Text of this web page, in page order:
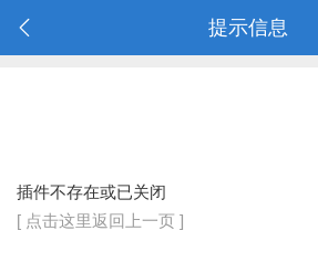
提示信息
插件不存在或已关闭
[ 点击这里返回上一页 ]